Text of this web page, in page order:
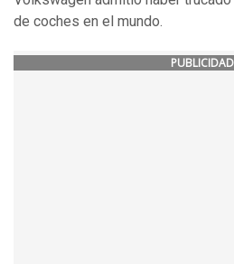
de coches en el mundo.
PUBLICIDAD